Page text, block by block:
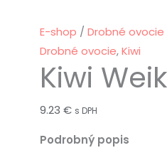
E-shop /Drobné ovocie
Drobné ovocie,Kiwi
Kiwi
9.23€ s DPH
Podrobný popis